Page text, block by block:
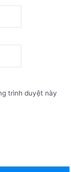
trình duyệt này